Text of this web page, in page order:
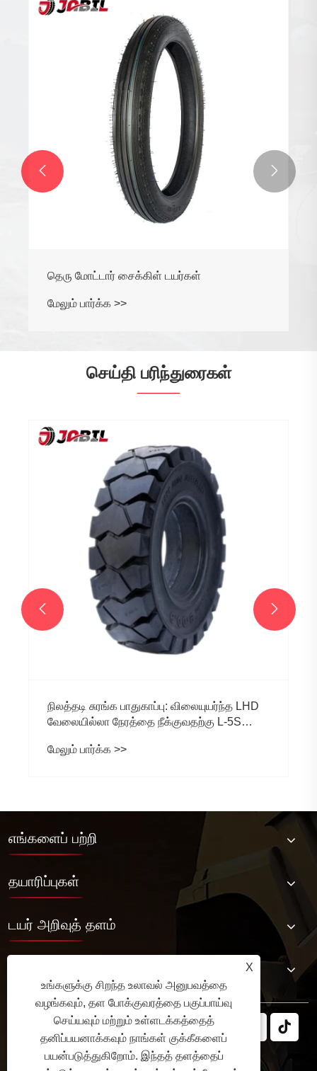
தெரு மோட்டார் சைக்கிள் டயர்கள்
மேலும் பார்க்க >>
 
செய்தி பரிந்துரைகள்
நிலத்தடி சுரங்க பாதுகாப்பு: விலையுயர்ந்த LHD
வேலையில்லா நேரத்தை நீக்குவதற்கு L-5S
மேலும் பார்க்க >>
 
எங்களைப் பற்றி
தயாரிப்புகள்
டயர் அறிவுத் தளம்
X
உங்களுக்கு சிறந்த உலாவல் அனுபவத்தை
வழங்கவும், தள போக்குவரத்தை பகுப்பாய்வு
செய்யவும் மற்றும் உள்ளடக்கத்தைத்
தனிப்பயனாக்கவும் நாங்கள் குக்கீகளைப்
பயன்படுத்துகிறோம். இந்தத் தளத்தைப்